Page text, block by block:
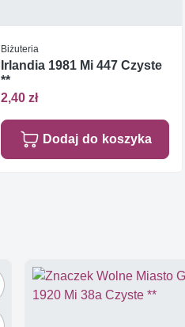
Biżuteria
Irlandia 1981 Mi 447 Czyste
**
2,40 zł
Dodaj do koszyka